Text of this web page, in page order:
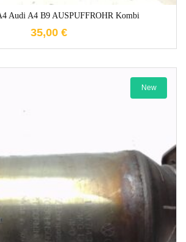
Audi A4 B9 AUSPUFFROHR Kombi
35,00 €
New
1-3 Werktage